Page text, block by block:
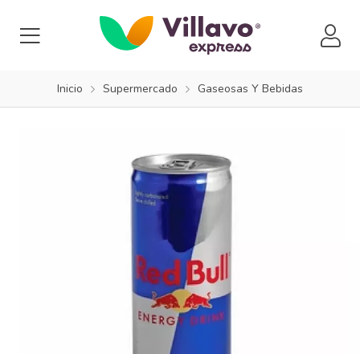
Inicio Supermercado Gaseosas Y Bebidas